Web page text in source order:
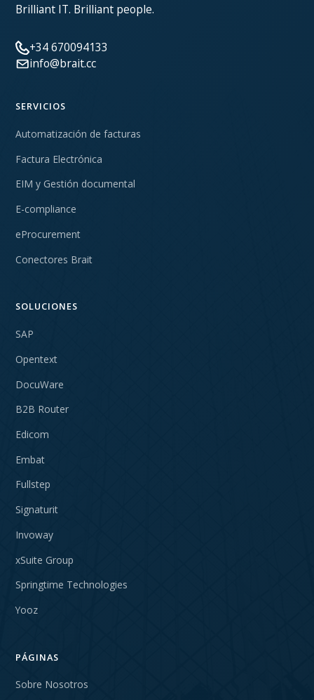
Brilliant IT. Brilliant people.
+34 670094133
info@brait.cc
SERVICIOS
Automatización de facturas
Factura Electrónica
EIM y Gestión documental
E-compliance
eProcurement
Conectores Brait
SOLUCIONES
SAP
Opentext
DocuWare
B2B Router
Edicom
Embat
Fullstep
Signaturit
Invoway
xSuite Group
Springtime Technologies
Yooz
PÁGINAS
Sobre Nosotros